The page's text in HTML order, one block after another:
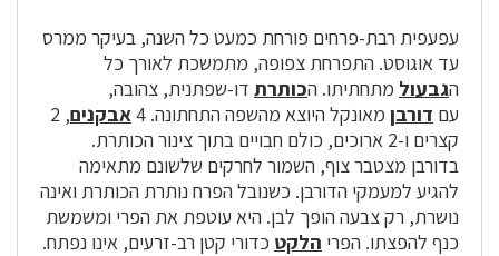
עפעפית רבת-פרחים פורחת כמעט כל השנה, בעיקר ממרס
עד אוגוסט. התפרחת צפופה, מתמשכת לאורך כל
הגבעול מתחתיתו. הכותרת דו-שפתנית, צהובה,
עם דורבן מאונקל היוצא מהשפה התחתונה. 4 אבקנים , 2
קצרים ו-2 ארוכים, כולם חבויים בתוך צינור הכותרת.
בדורבן מצטבר צוף, השמור לחרקים שלשונם מתאימה
להגיע למעמקי הדורבן. כשנובל הפרח נותרת הכותרת ואינה
נושרת, רק צבעה הופך לבן. היא עוטפת את הפרי ומשמשת
כנף להפצתו. הפרי הלקט כדורי קטן רב-זרעים, אינו נפתח.